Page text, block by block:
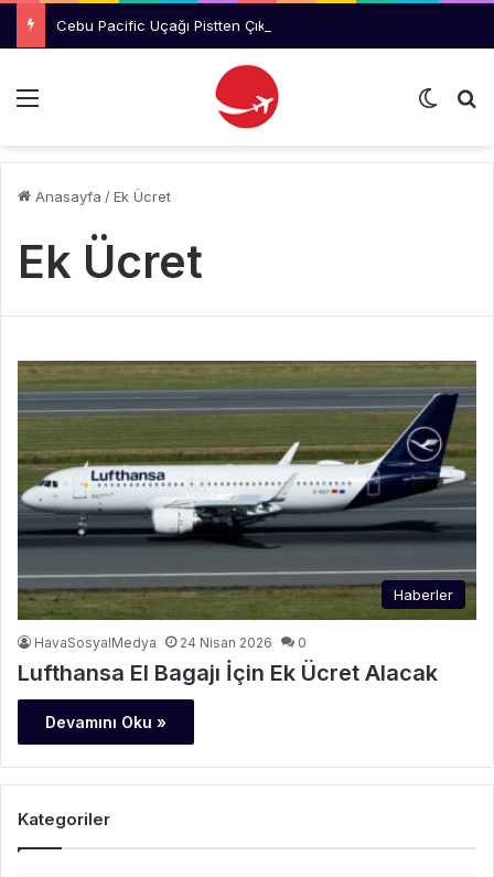
Cebu Pacific Uçağı Pistten Çıktı
Menü Dış
Anasayfa /Ek Ücret
Ek Ücret
Haberler
HavaSosyalMedya 24 Nisan 2026 0
Lufthansa El Bagajı İçin Ek Ücret Alacak
Devamını Oku »
Kategoriler